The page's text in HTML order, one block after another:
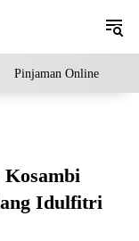
Pinjaman Online
Kosambi
Idulfitri